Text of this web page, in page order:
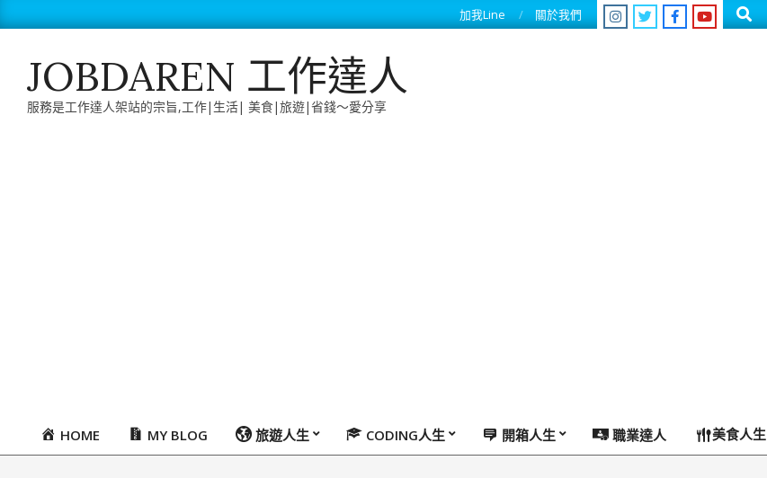
to
加我Line 關於我們 Search
JOBDAREN 工作達人
服務是工作達人架站的宗旨,工作|生活| 美食|旅遊|省錢～愛分享
PrimaryHOME MY BLOG 旅遊人生 CODING人生 開箱人生 職業達人 美食人生